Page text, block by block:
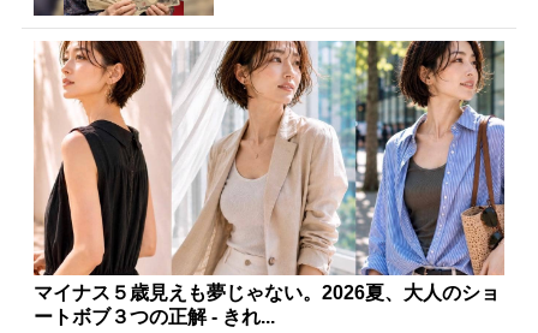
マイナス５歳見えも夢じゃない。2026夏、大人のショ
ートボブ３つの正解 - きれ...